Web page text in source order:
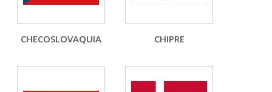
CHECOSLOVAQUIA CHIPRE